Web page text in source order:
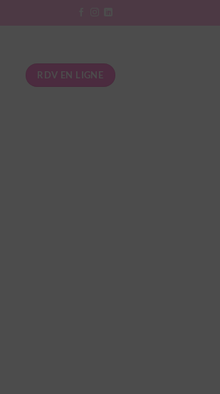
RDV EN LIGNE